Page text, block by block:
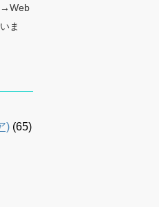
→Web
ま
) (65)